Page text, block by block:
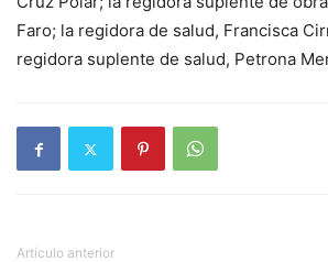
Faro; la regidora de salud, Francisca
regidora suplente de salud, Petrona
Artículo anterior